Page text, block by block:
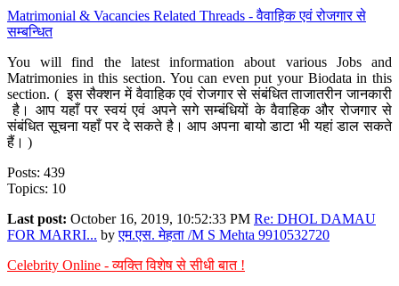
Matrimonial & Vacancies Related Threads - वैवाहिक एवं रोजगार से
सम्बन्धित
You will find the latest information about various Jobs and
Matrimonies in this section. You can even put your Biodata in this
section. ( इस सैक्शन में वैवाहिक एवं रोजगार से संबंधित ताजातरीन जानकारी
है। आप यहाँ पर स्वयं एवं अपने सगे सम्बंधियों के वैवाहिक और रोजगार से
संबंधित सूचना यहाँ पर दे सकते है। आप अपना बायो डाटा भी यहां डाल सकते
हैं। )
Posts: 439
Topics: 10
Last post: October 16, 2019, 10:52:33 PM Re: DHOL DAMAU
FOR MARRI... byएम.एस. मेहता /M S Mehta 9910532720
Celebrity Online - व्यक्ति विशेष से सीधी बात !